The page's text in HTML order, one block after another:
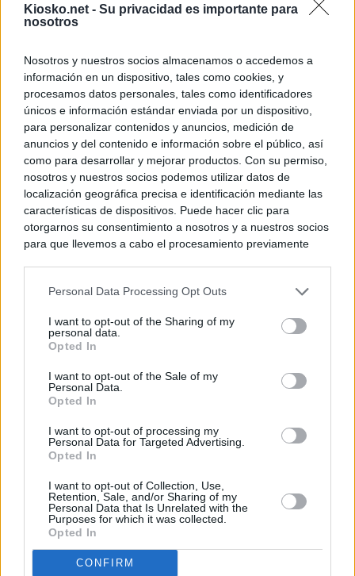
Kiosko.net - Su privacidad es importante para
nosotros
Nosotros y nuestros socios almacenamos o accedemos a
información en un dispositivo, tales como cookies, y
procesamos datos personales, tales como identificadores
únicos e información estándar enviada por un dispositivo,
para personalizar contenidos y anuncios, medición de
anuncios y del contenido e información sobre el público, así
como para desarrollar y mejorar productos. Con su permiso,
nosotros y nuestros socios podemos utilizar datos de
localización geográfica precisa e identificación mediante las
características de dispositivos. Puede hacer clic para
otorgarnos su consentimiento a nosotros y a nuestros socios
para que llevemos a cabo el procesamiento previamente
negar su consentimiento. Tenga en cuenta que algún
de su consentimiento, pero usted tiene el derecho de
rechazar tal procesamiento. Sus preferencias se aplicarán
cualquier momento entrando de nuevo en este sitio web o
visitando nuestra política de privacidad.
Personal Data Processing Opt Outs
I want to opt-out of the Sharing of my
personal data.
Opted In
I want to opt-out of the Sale of my
Personal Data.
Opted In
I want to opt-out of processing my
Personal Data for Targeted Advertising.
Opted In
I want to opt-out of Collection, Use,
Retention, Sale, and/or Sharing of my
Personal Data that Is Unrelated with the
Purposes for which it was collected.
Opted In
CONFIRM